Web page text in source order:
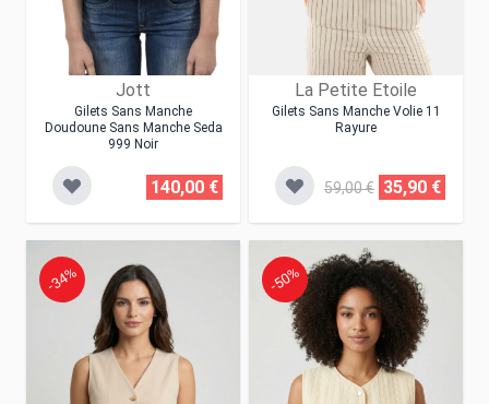
Jott
Gilets Sans Manche
Doudoune Sans Manche Seda
999 Noir
140,00 €
La Petite Etoile
Gilets Sans Manche Volie 11
Rayure
59,00 € 35,90 €
-34% -50%